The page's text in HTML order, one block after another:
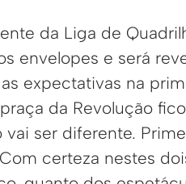
da Liga de
envelopes e será
expectativas na
da Revolução
vai ser diferente.
certeza nestes